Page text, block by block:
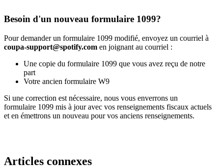
Besoin d'un nouveau formulaire 1099?
Pour demander un formulaire 1099 modifié, envoyez un courriel à
coupa-support@spotify.com en joignant au courriel :
Une copie du formulaire 1099 que vous avez reçu de notre
part
Votre ancien formulaire W9
Si une correction est nécessaire, nous vous enverrons un
formulaire 1099 mis à jour avec vos renseignements fiscaux actuels
et en émettrons un nouveau pour vos anciens renseignements.
Articles connexes